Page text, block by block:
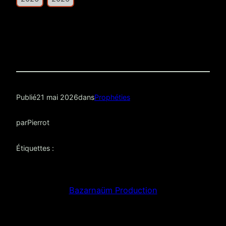
Publié21 mai 2026dansProphéties
parPierrot
Étiquettes :
Bazarnaüm Production